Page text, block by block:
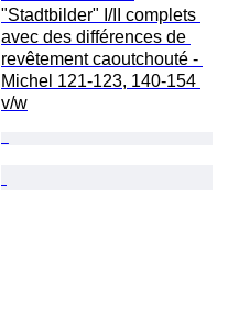
"Stadtbilder" I/II complets
avec des différences de
revêtement caoutchouté -
Michel 121-123, 140-154
v/w